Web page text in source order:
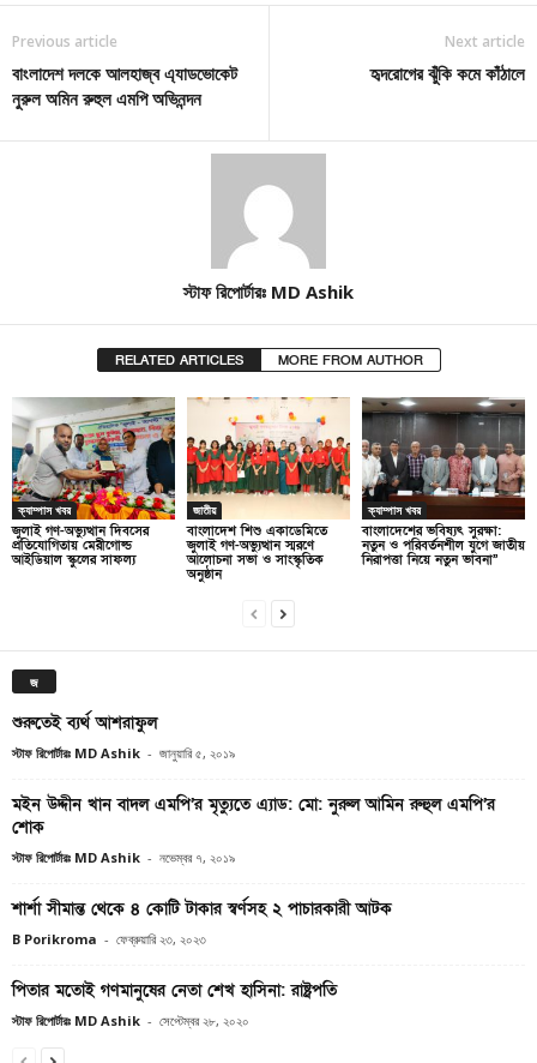
Previous article
বাংলাদেশ দলকে আলহাজ্ব এ্যাডভোকেট
নুরুল অমিন রুহুল এমপি অভিনন্দন
Next article
হৃদরোগের ঝুঁকি কমে কাঁঠালে
স্টাফ রিপোর্টারঃ MD Ashik
RELATED ARTICLES MORE FROM AUTHOR
ক্যাম্পাস খবর
জুলাই গণ-অভ্যুত্থান দিবসের
প্রতিযোগিতায় মেরীগোল্ড
আইডিয়াল স্কুলের সাফল্য
জাতীয়
বাংলাদেশ শিশু একাডেমিতে
জুলাই গণ-অভ্যুত্থান স্মরণে
আলোচনা সভা ও সাংস্কৃতিক
অনুষ্ঠান
ক্যাম্পাস খবর
বাংলাদেশের ভবিষ্যৎ সুরক্ষা:
নতুন ও পরিবর্তনশীল যুগে জাতীয়
নিরাপত্তা নিয়ে নতুন ভাবনা”
জ
শুরুতেই ব্যর্থ আশরাফুল
স্টাফ রিপোর্টারঃ MD Ashik - জানুয়ারি ৫, ২০১৯
মইন উদ্দীন খান বাদল এমপি’র মৃত্যুতে এ্যাড: মো: নুরুল আমিন রুহুল এমপি’র
শোক
স্টাফ রিপোর্টারঃ MD Ashik - নভেম্বর ৭, ২০১৯
শার্শা সীমান্ত থেকে ৪ কোটি টাকার স্বর্ণসহ ২ পাচারকারী আটক
B Porikroma - ফেব্রুয়ারি ২৩, ২০২৩
পিতার মতোই গণমানুষের নেতা শেখ হাসিনা: রাষ্ট্রপতি
স্টাফ রিপোর্টারঃ MD Ashik - সেপ্টেম্বর ২৮, ২০২০